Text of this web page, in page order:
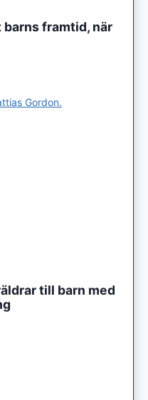
framtid, när
till barn med